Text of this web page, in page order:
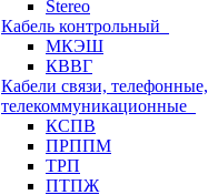
Stereo
Кабель контрольный
МКЭШ
КВВГ
Кабели связи, телефонные,
телекоммуникационные
КСПВ
ПРППМ
ТРП
ПТПЖ